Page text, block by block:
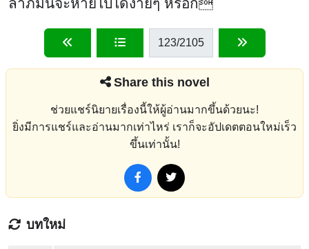
ลาภมันจะหายไปได้ง่ายๆ หรอก
123/2105
Share this novel
ช่วยแชร์นิยายเรื่องนี้ให้ผู้อ่านมากขึ้นด้วยนะ!
ยิ่งมีการแชร์และอ่านมากเท่าไหร่ เราก็จะอัปเดตตอนใหม่เร็ว
ขึ้นเท่านั้น!
บทใหม่